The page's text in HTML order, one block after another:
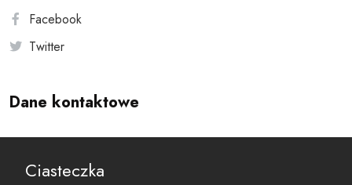
Facebook
Twitter
Dane kontaktowe
reset@resetobywatelski.pl
Ciasteczka